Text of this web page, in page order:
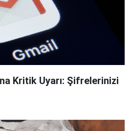
Kritik Uyarı: Şifrelerinizi